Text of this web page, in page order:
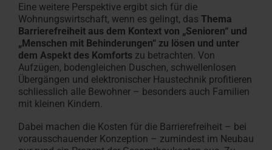
Eine weitere Perspektive ergibt sich für die
Wohnungswirtschaft, wenn es gelingt, das Thema
Barrierefreiheit aus dem Kontext von „Senioren“ und
„Menschen mit Behinderungen“ zu lösen und unter
dem Aspekt des Komforts zu betrachten. Von
Aufzügen, bodengleichen Duschen, schwellenlosen
Übergängen und elektronischer Haustechnik profitieren
schliesslich alle Bewohner – besonders auch Familien
mit kleinen Kindern.
Dabei machen die Kosten für die Barrierefreiheit – bei
vorausschauender Konzeption – zumindest im Neubau